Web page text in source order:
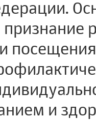
признание
и